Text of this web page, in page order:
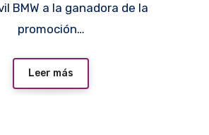
BMW a la ganadora de la
promoción…
Leer más